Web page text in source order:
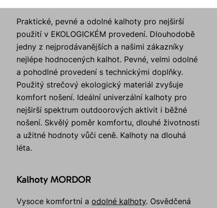
Praktické, pevné a odolné kalhoty pro nejširší
použití v EKOLOGICKÉM provedení. Dlouhodobě
jedny z nejprodávanějších a našimi zákazníky
nejlépe hodnocených kalhot. Pevné, velmi odolné
a pohodlné provedení s technickými doplňky.
Použitý strečový ekologický materiál zvyšuje
komfort nošení. Ideální univerzální kalhoty pro
nejširší spektrum outdoorových aktivit i běžné
nošení. Skvělý poměr komfortu, dlouhé životnosti
a užitné hodnoty vůči ceně. Kalhoty na dlouhá
léta.
Kalhoty MORDOR
Vysoce komfortní aodolné kalhoty. Osvědčená